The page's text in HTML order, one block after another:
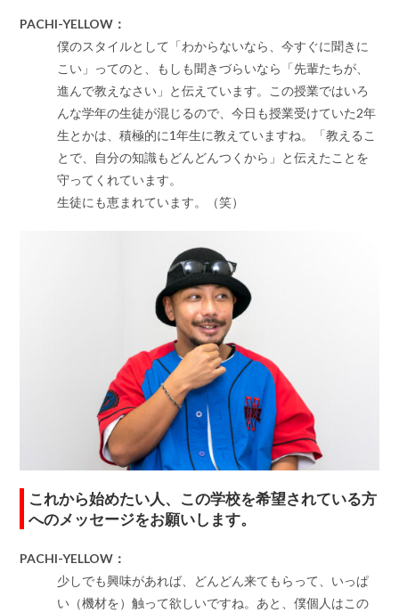
PACHI-YELLOW：
僕のスタイルとして「わからないなら、今すぐに聞きに
こい」ってのと、もしも聞きづらいなら「先輩たちが、
進んで教えなさい」と伝えています。この授業ではいろ
んな学年の生徒が混じるので、今日も授業受けていた2年
生とかは、積極的に1年生に教えていますね。「教えるこ
とで、自分の知識もどんどんつくから」と伝えたことを
守ってくれています。
生徒にも恵まれています。（笑）
これから始めたい人、この学校を希望されている方
へのメッセージをお願いします。
PACHI-YELLOW：
少しでも興味があれば、どんどん来てもらって、いっぱ
い（機材を）触って欲しいですね。あと、僕個人はこの